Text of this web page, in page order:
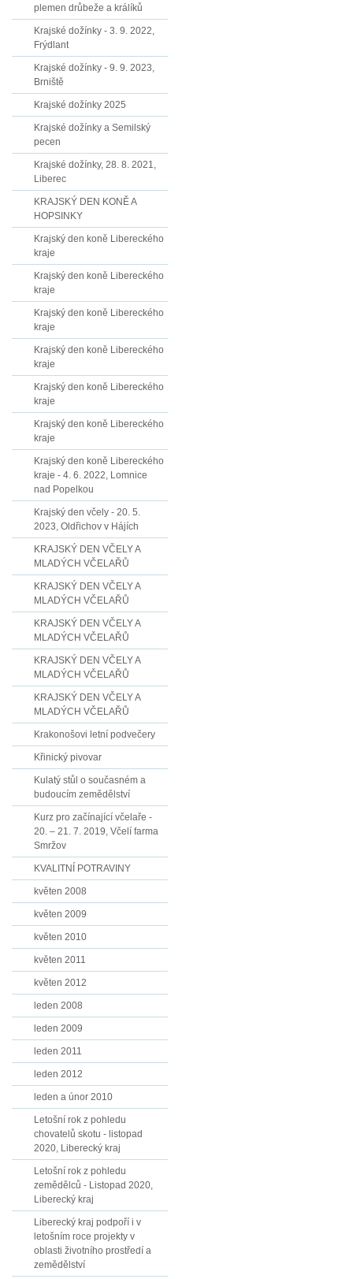
plemen drůbeže a králíků
Krajské dožínky - 3. 9. 2022,
Frýdlant
Krajské dožínky - 9. 9. 2023,
Brniště
Krajské dožínky 2025
Krajské dožínky a Semilský
pecen
Krajské dožínky, 28. 8. 2021,
Liberec
KRAJSKÝ DEN KONĚ A
HOPSINKY
Krajský den koně Libereckého
kraje
Krajský den koně Libereckého
kraje
Krajský den koně Libereckého
kraje
Krajský den koně Libereckého
kraje
Krajský den koně Libereckého
kraje
Krajský den koně Libereckého
kraje
Krajský den koně Libereckého
kraje - 4. 6. 2022, Lomnice
nad Popelkou
Krajský den včely - 20. 5.
2023, Oldřichov v Hájích
KRAJSKÝ DEN VČELY A
MLADÝCH VČELAŘŮ
KRAJSKÝ DEN VČELY A
MLADÝCH VČELAŘŮ
KRAJSKÝ DEN VČELY A
MLADÝCH VČELAŘŮ
KRAJSKÝ DEN VČELY A
MLADÝCH VČELAŘŮ
KRAJSKÝ DEN VČELY A
MLADÝCH VČELAŘŮ
Krakonošovi letní podvečery
Křinický pivovar
Kulatý stůl o současném a
budoucím zemědělství
Kurz pro začínající včelaře -
20. – 21. 7. 2019, Včelí farma
Smržov
KVALITNÍ POTRAVINY
květen 2008
květen 2009
květen 2010
květen 2011
květen 2012
leden 2008
leden 2009
leden 2011
leden 2012
leden a únor 2010
Letošní rok z pohledu
chovatelů skotu - listopad
2020, Liberecký kraj
Letošní rok z pohledu
zemědělců - Listopad 2020,
Liberecký kraj
Liberecký kraj podpoří i v
letošním roce projekty v
oblasti životního prostředí a
zemědělství